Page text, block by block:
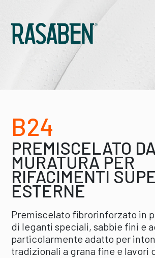
B24
PREMISCELATO DA
MURATURA PER
RIFACIMENTI
ESTERNE
Premiscelato fibrorinforzato in
di leganti speciali, sabbie fini e
particolarmente adatto per
tradizionali a grana fine e lavori